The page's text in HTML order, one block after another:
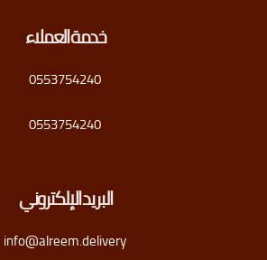
خدمة العملاء
0553754240
0553754240
البريد الإلكتروني
info@alreem.delivery